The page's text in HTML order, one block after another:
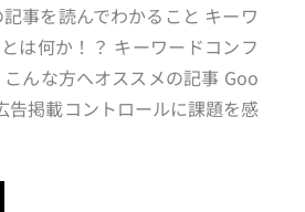
事を読んでわかること キーワ
は何か！？ キーワードコンフ
んな方へオススメの記事 Goo
告掲載コントロールに課題を感